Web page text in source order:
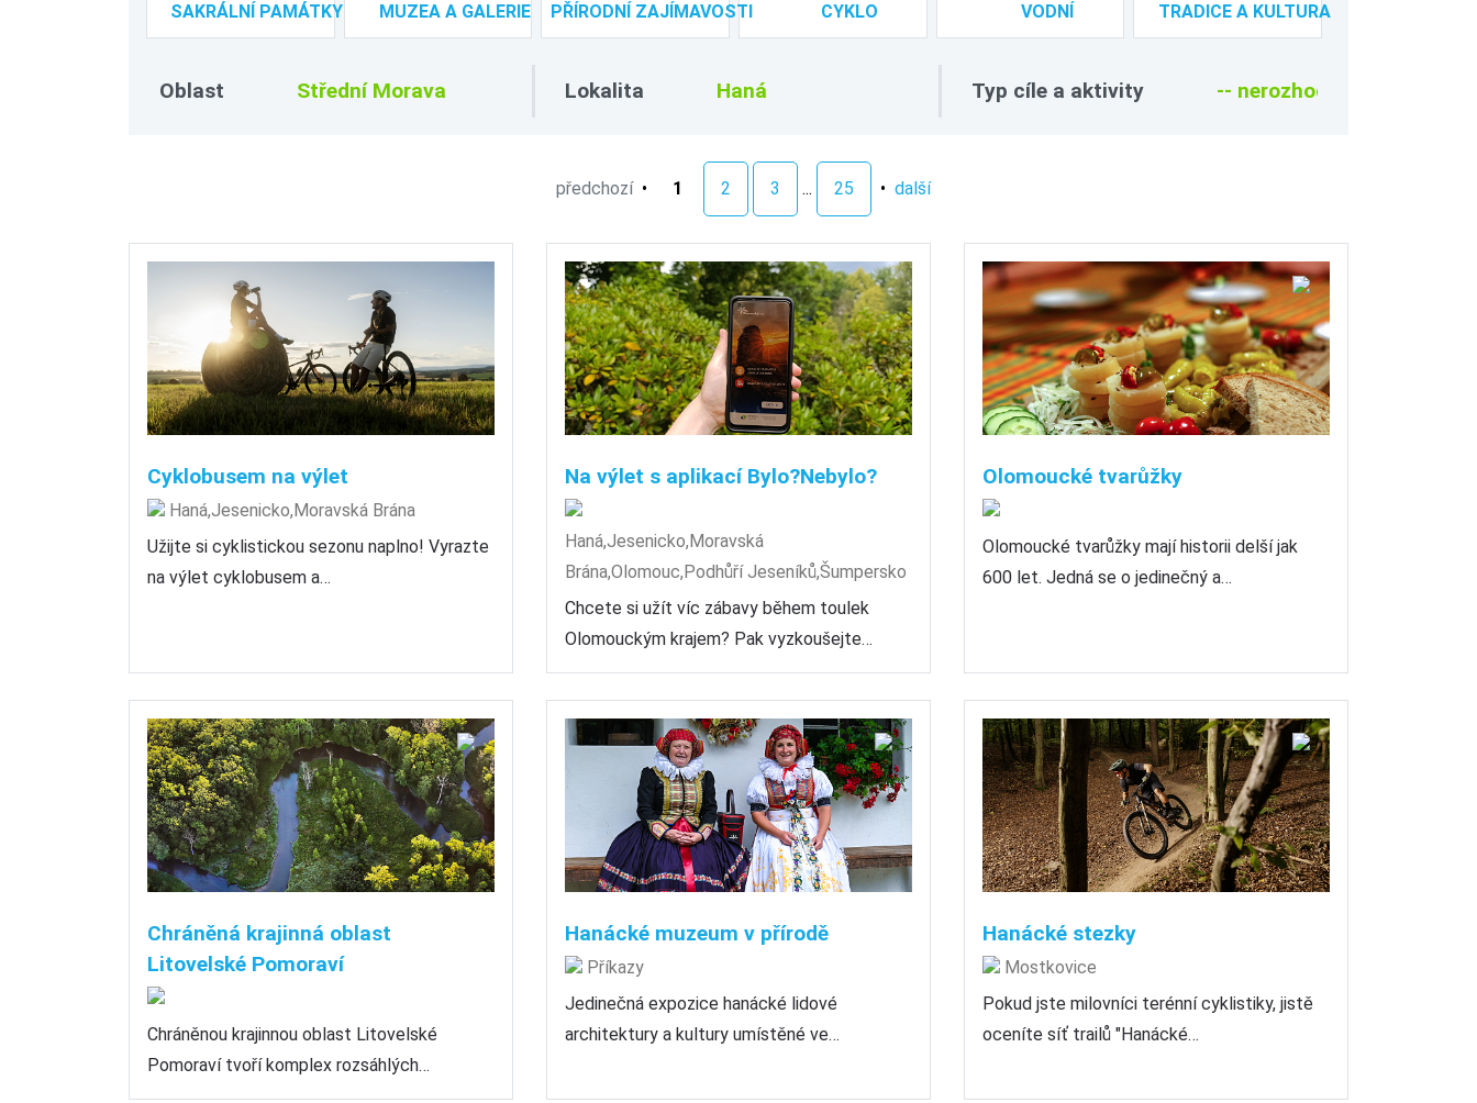
SAKRÁLNÍ PAMÁTKY MUZEA A GALERIE PŘÍRODNÍ ZAJÍMAVOSTI CYKLO VODNÍ TRADICE A KULTURA
Oblast Lokalita Typ cíle a aktivity
předchozí• 1 2 3 ... 25 • další
Cyklobusem na výlet
Haná,Jesenicko,Moravská Brána
Užijte si cyklistickou sezonu naplno! Vyrazte
na výlet cyklobusem a…
Na výlet s aplikací Bylo?Nebylo?
Haná,Jesenicko,Moravská
Brána,Olomouc,Podhůří Jeseníků,Šumpersko
Chcete si užít víc zábavy během toulek
Olomouckým krajem? Pak vyzkoušejte…
Olomoucké tvarůžky
Olomoucké tvarůžky mají historii delší jak
600 let. Jedná se o jedinečný a…
Chráněná krajinná oblast
Litovelské Pomoraví
Chráněnou krajinnou oblast Litovelské
Pomoraví tvoří komplex rozsáhlých…
Hanácké muzeum v přírodě
Příkazy
Jedinečná expozice hanácké lidové
architektury a kultury umístěné ve…
Hanácké stezky
Mostkovice
Pokud jste milovníci terénní cyklistiky, jistě
oceníte síť trailů "Hanácké…